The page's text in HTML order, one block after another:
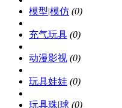
模型|模仿 (0)
充气玩具 (0)
动漫影视 (0)
玩具娃娃 (0)
玩具珠|球 (0)